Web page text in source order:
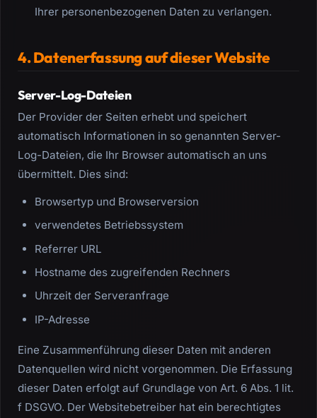
Ihrer personenbezogenen Daten zu verlangen.
4. Datenerfassung auf dieser Website
Server-Log-Dateien
Der Provider der Seiten erhebt und speichert
automatisch Informationen in so genannten Server-
Log-Dateien, die Ihr Browser automatisch an uns
übermittelt. Dies sind:
Browsertyp und Browserversion
verwendetes Betriebssystem
Referrer URL
Hostname des zugreifenden Rechners
Uhrzeit der Serveranfrage
IP-Adresse
Eine Zusammenführung dieser Daten mit anderen
Datenquellen wird nicht vorgenommen. Die Erfassung
dieser Daten erfolgt auf Grundlage von Art. 6 Abs. 1 lit.
f DSGVO. Der Websitebetreiber hat ein berechtigtes